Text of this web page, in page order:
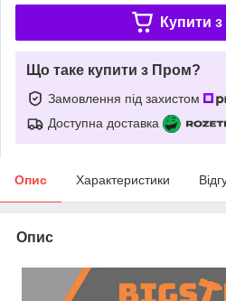
Купити з
Що таке купити з Пром?
Замовлення під захистом
Доступна доставка
Опис Характеристики
Опис